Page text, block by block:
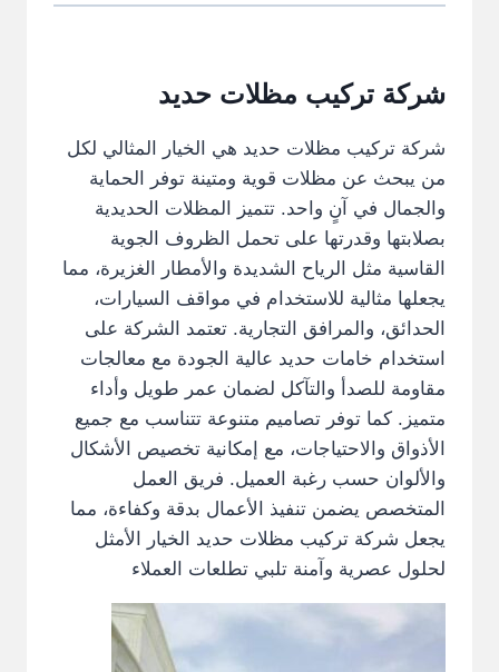
شركة تركيب مظلات حديد
شركة تركيب مظلات حديد هي الخيار المثالي لكل
من يبحث عن مظلات قوية ومتينة توفر الحماية
والجمال في آنٍ واحد. تتميز المظلات الحديدية
بصلابتها وقدرتها على تحمل الظروف الجوية
القاسية مثل الرياح الشديدة والأمطار الغزيرة، مما
يجعلها مثالية للاستخدام في مواقف السيارات،
الحدائق، والمرافق التجارية. تعتمد الشركة على
استخدام خامات حديد عالية الجودة مع معالجات
مقاومة للصدأ والتآكل لضمان عمر طويل وأداء
متميز. كما توفر تصاميم متنوعة تتناسب مع جميع
الأذواق والاحتياجات، مع إمكانية تخصيص الأشكال
والألوان حسب رغبة العميل. فريق العمل
المتخصص يضمن تنفيذ الأعمال بدقة وكفاءة، مما
يجعل شركة تركيب مظلات حديد الخيار الأمثل
لحلول عصرية وآمنة تلبي تطلعات العملاء